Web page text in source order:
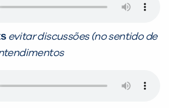
evitar discussões (no sentido de